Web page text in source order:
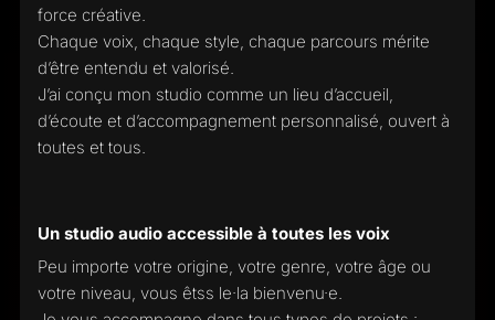
force créative.
Chaque voix, chaque style, chaque parcours mérite
d’être entendu et valorisé.
J’ai conçu mon studio comme un lieu d’accueil,
d’écoute et d’accompagnement personnalisé, ouvert à
toutes et tous.
Un studio audio accessible à toutes les voix
Peu importe votre origine, votre genre, votre âge ou
votre niveau, vous êtss le·la bienvenu·e.